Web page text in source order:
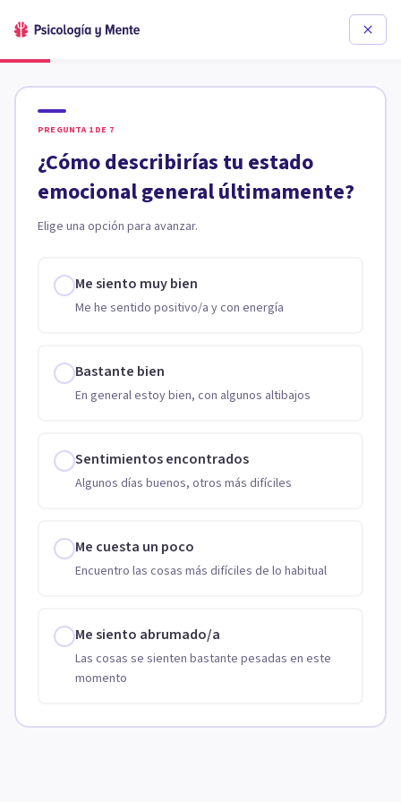
PREGUNTA 1 DE 7
¿Cómo describirías tu estado
emocional general últimamente?
Elige una opción para avanzar.
Me siento muy bien
Me he sentido positivo/a y con energía
Bastante bien
En general estoy bien, con algunos altibajos
Sentimientos encontrados
Algunos días buenos, otros más difíciles
Me cuesta un poco
Encuentro las cosas más difíciles de lo habitual
Me siento abrumado/a
Las cosas se sienten bastante pesadas en este
momento